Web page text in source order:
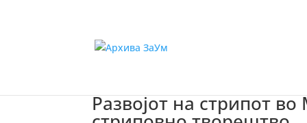
Развојот на стрипот